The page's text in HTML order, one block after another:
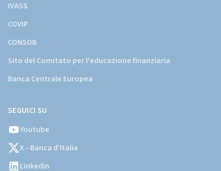
IVASS
COVIP
CONSOB
Sito del Comitato per l'educazione finanziaria
Banca Centrale Europea
SEGUICI SU
Youtube
X - Banca d’Italia
Linkedin